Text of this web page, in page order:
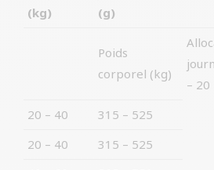
(kg)
(g)
Poids
corporel (kg)
– 20
20 – 40
315 – 525
20 – 40
315 – 525